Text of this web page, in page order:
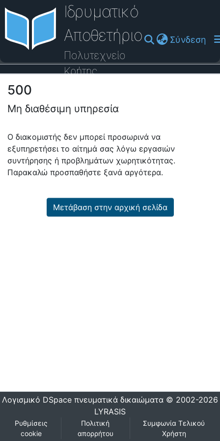
Ιδρυματικό
Αποθετήριο
Πολυτεχνείο
Κρήτης
Σύνδεση
Οδηγός Βοήθειας
500
Μη διαθέσιμη υπηρεσία
Ο διακομιστής δεν μπορεί προσωρινά να
εξυπηρετήσει το αίτημά σας λόγω εργασιών
συντήρησης ή προβλημάτων χωρητικότητας.
Παρακαλώ προσπαθήστε ξανά αργότερα.
Μετάβαση στην αρχική σελίδα
Λογισμικό DSpace πνευματικά δικαιώματα © 2002-2026
LYRASIS
Ρυθμίσεις
cookie
Πολιτική
απορρήτου
Συμφωνία Τελικού
Χρήστη